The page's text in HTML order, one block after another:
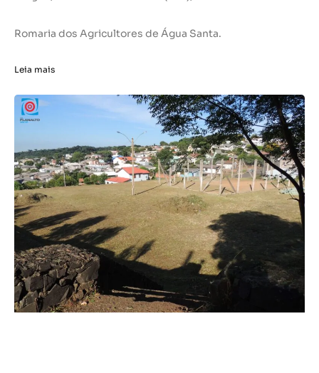
Romaria dos Agricultores de Água Santa.
Leia mais